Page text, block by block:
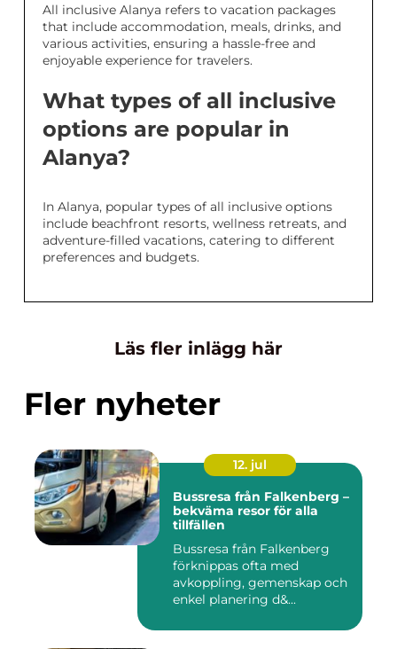
All inclusive Alanya refers to vacation packages
that include accommodation, meals, drinks, and
various activities, ensuring a hassle-free and
enjoyable experience for travelers.
What types of all inclusive
options are popular in
Alanya?
In Alanya, popular types of all inclusive options
include beachfront resorts, wellness retreats, and
adventure-filled vacations, catering to different
preferences and budgets.
Läs fler inlägg här
Fler nyheter
12. jul
Bussresa från Falkenberg –
bekväma resor för alla
tillfällen
Bussresa från Falkenberg
förknippas ofta med
avkoppling, gemenskap och
enkel planering d&...